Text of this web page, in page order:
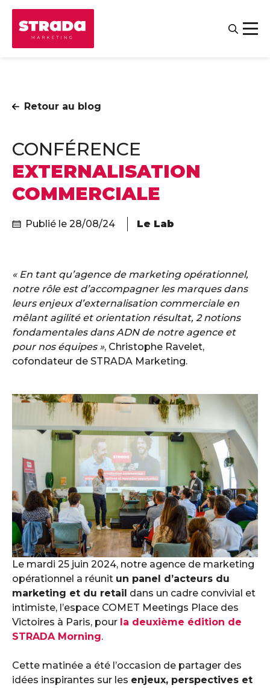
Salariés
Retour au blog
CONFÉRENCE
EXTERNALISATION
COMMERCIALE
Publié le 28/08/24 Le Lab
« En tant qu’agence de marketing opérationnel,
notre rôle est d’accompagner les marques dans
leurs enjeux d’externalisation commerciale en
mêlant agilité et orientation résultat, 2 notions
fondamentales dans ADN de notre agence et
pour nos équipes », Christophe Ravelet,
cofondateur de STRADA Marketing.
Le mardi 25 juin 2024, notre agence de marketing
opérationnel a réunit un panel d’acteurs du
marketing et du retail dans un cadre convivial et
intimiste, l’espace COMET Meetings Place des
Victoires à Paris, pour la deuxième édition de
STRADA Morning.
Cette matinée a été l’occasion de partager des
idées inspirantes sur les enjeux, perspectives et